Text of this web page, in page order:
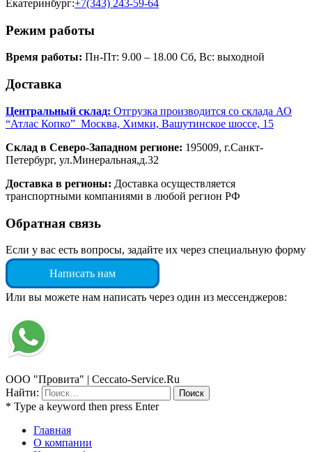
Екатеринбург:+7(343) 243-59-64
Режим работы
Время работы: Пн-Пт: 9.00 – 18.00 Сб, Вс: выходной
Доставка
Центральный склад: Отгрузка производится со склада АО
“Атлас Копко” Москва, Химки, Вашутинское шоссе, 15
Склад в Северо-Западном регионе: 195009, г.Санкт-
Петербург, ул.Минеральная,д.32
Доставка в регионы: Доставка осуществляется
транспортными компаниями в любой регион РФ
Обратная связь
Если у вас есть вопросы, задайте их через специальную форму
Написать нам
Или вы можете нам написать через один из мессенджеров:
ООО "Провита" | Ceccato-Service.Ru
Найти:
* Type a keyword then press Enter
Главная
О компании